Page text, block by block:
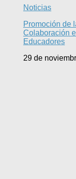
Noticias
Promoción de
Colaboración
Educadores
29 de